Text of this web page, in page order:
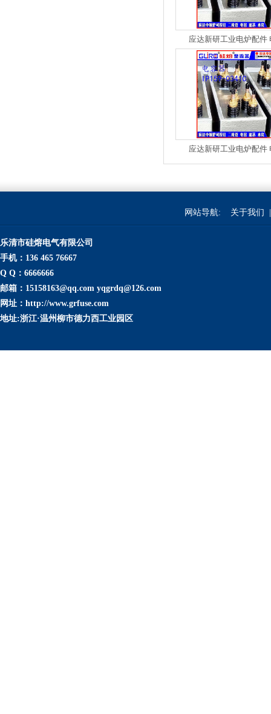
应达新研工业电炉配件
应达新研工业电炉配件
网站导航: 关于我们
乐清市硅熔电气有限公司
手机：136 465 76667
Q Q：6666666
邮箱：15158163@qq.com yqgrdq@126.com
网址：http://www.grfuse.com
地址:浙江·温州柳市德力西工业园区